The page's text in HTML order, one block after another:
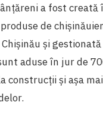
a fost
de
și
aduse în jur de
construcții și așa